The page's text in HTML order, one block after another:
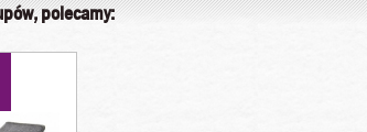
polecamy: